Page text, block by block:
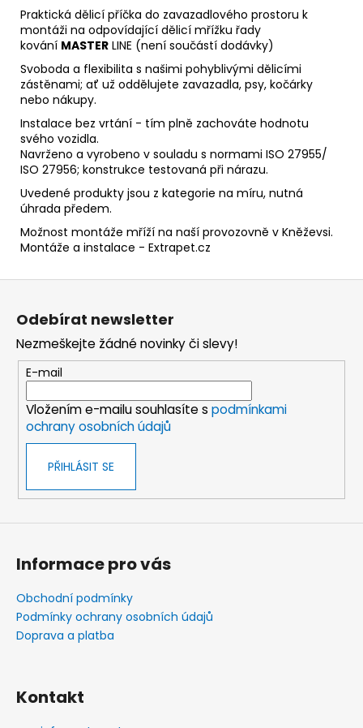
Praktická dělicí příčka do zavazadlového prostoru k
montáži na odpovídající dělicí mřížku řady
kování MASTER LINE (není součástí dodávky)
Svoboda a flexibilita s našimi pohyblivými dělicími
zástěnami; ať už oddělujete zavazadla, psy, kočárky
nebo nákupy.
Instalace bez vrtání - tím plně zachováte hodnotu
svého vozidla.
Navrženo a vyrobeno v souladu s normami ISO 27955/
ISO 27956; konstrukce testovaná při nárazu.
Uvedené produkty jsou z kategorie na míru, nutná
úhrada předem.
Možnost montáže mříží na naší provozovně v Kněževsi.
Montáže a instalace - Extrapet.cz
Z
Odebírat newsletter
Nezmeškejte žádné novinky či slevy!
E-mail
Vložením e-mailu souhlasíte s podmínkami
ochrany osobních údajů
PŘIHLÁSIT SE
Informace pro vás
Obchodní podmínky
Podmínky ochrany osobních údajů
Doprava a platba
Kontakt